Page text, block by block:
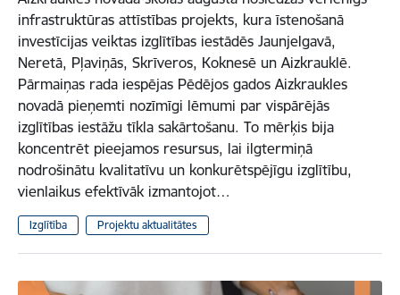
infrastruktūras attīstības projekts, kura īstenošanā
investīcijas veiktas izglītības iestādēs Jaunjelgavā,
Neretā, Pļaviņās, Skrīveros, Koknesē un Aizkrauklē.
Pārmaiņas rada iespējas Pēdējos gados Aizkraukles
novadā pieņemti nozīmīgi lēmumi par vispārējās
izglītības iestāžu tīkla sakārtošanu. To mērķis bija
koncentrēt pieejamos resursus, lai ilgtermiņā
nodrošinātu kvalitatīvu un konkurētspējīgu izglītību,
vienlaikus efektīvāk izmantojot…
Izglītība Projektu aktualitātes